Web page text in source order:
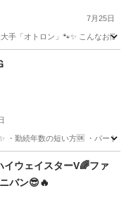
7月25日
手「オトロン」🐾✨ こんなお
・勤続年数の短い方🆗 ・パー
イウェイスターV🌈ファ
バン😎🔥